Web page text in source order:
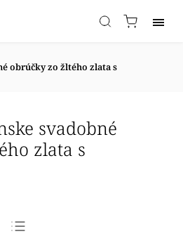
obrúčky zo žltého zlata s
svadobné
zlata s